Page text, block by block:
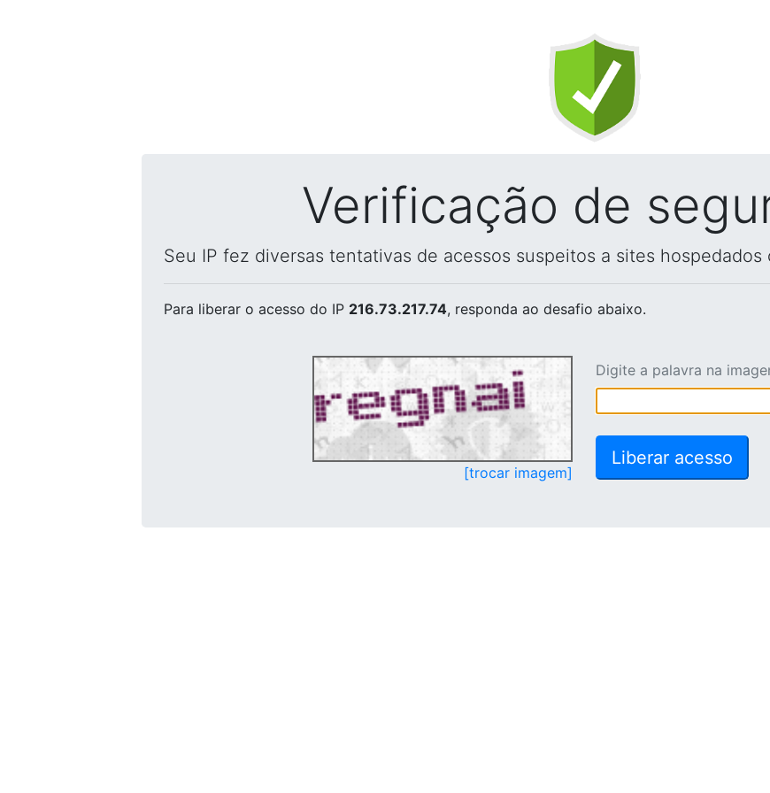
Verificação de
Seu IP fez diversas tentativas de acessos suspeitos a sites hospedados
Para liberar o acesso do IP 216.73.217.74, responda ao desafio abaixo.
[trocar imagem]
Digite a palavra na